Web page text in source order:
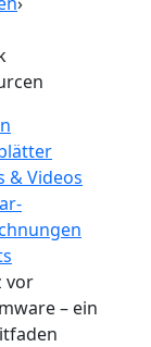
& Videos
vor
– ein